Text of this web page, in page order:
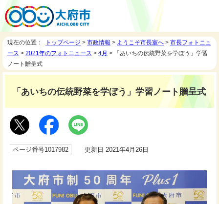
現在の位置： トップページ > 市政情報 > ようこそ市長室へ > 市長フォトニュ
ース > 2021年のフォトニュース > 4月 > 「あいちの伝統野菜を学ぼう」学習
ノート贈呈式
「あいちの伝統野菜を学ぼう」学習ノート贈呈式
ページ番号1017982 更新日 2021年4月26日